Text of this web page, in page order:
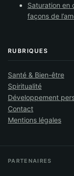
Saturation en
façons de
RUBRIQUES
Santé & Bien-être
Spiritualité
Développement
Contact
Mentions légales
PARTENAIRES